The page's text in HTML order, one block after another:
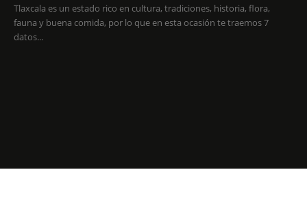
Tlaxcala es un estado rico en cultura, tradiciones, historia, flora,
fauna y buena comida, por lo que en esta ocasión te traemos 7
datos...